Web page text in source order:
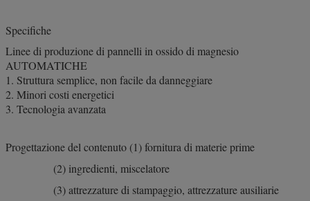
Specifiche
Linee di produzione di pannelli in ossido di magnesio
AUTOMATICHE
1. Struttura semplice, non facile da danneggiare
2. Minori costi energetici
3. Tecnologia avanzata
Progettazione del contenuto (1) fornitura di materie prime
(2) ingredienti, miscelatore
(3) attrezzature di stampaggio, attrezzature ausiliarie